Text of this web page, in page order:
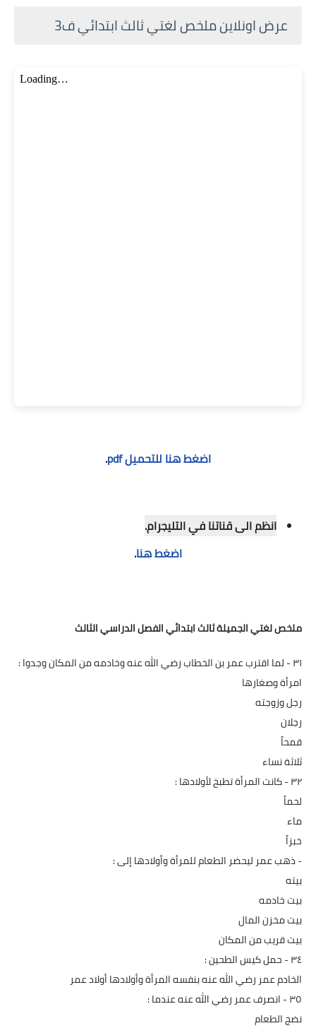
عرض اونلاين ملخص لغتي ثالث ابتدائي ف3
اضغط هنا للتحميل pdf .
انظم الى قناتنا في التليجرام.
اضغط هنا.
ملخص لغتي الجميلة ثالث ابتدائي الفصل الدراسي الثالث
٣١ - لما اقترب عمر بن الخطاب رضي الله عنه وخادمه من المكان وجدوا :
امرأة وصغارها
رجل وزوجته
رجلان
قمحاً
ثلاثة نساء
٣٢ - كانت المرأة تطبخ لأولادها :
لحماً
ماء
خبزاً
- ذهب عمر ليحضر الطعام للمرأة وأولادها إلى :
بيته
بيت خادمه
بيت مخزن المال
بيت قريب من المكان
٣٤ - حمل كيس الطحين :
الخادم عمر رضي الله عنه بنفسه المرأة وأولادها أولاد عمر
٣٥ - انصرف عمر رضي الله عنه عندما :
نضج الطعام